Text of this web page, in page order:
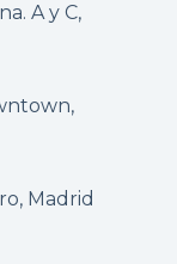
A y C,
Madrid